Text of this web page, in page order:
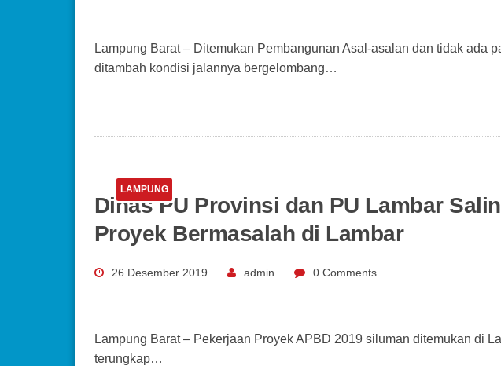
Lampung Barat – Ditemukan Pembangunan Asal-asalan dan tidak ada
ditambah kondisi jalannya bergelombang…
LAMPUNG
Dinas PU Provinsi dan PU Lambar
Proyek Bermasalah di Lambar
26 Desember 2019 admin 0 Comments
Lampung Barat – Pekerjaan Proyek APBD 2019 siluman ditemukan di
terungkap…